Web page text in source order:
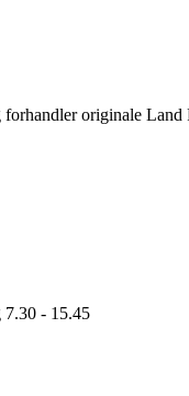
forhandler originale
7.30 - 15.45